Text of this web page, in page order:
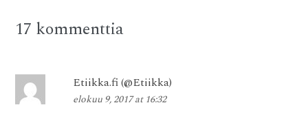
o p
17 kommenttia
Etiikka.fi (@Etiikka)
elokuu 9, 2017 at 16:32